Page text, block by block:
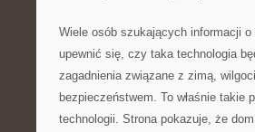
Wiele osób szukających informacji
upewnić się, czy taka technologia
zagadnienia związane z zimą,
bezpieczeństwem. To właśnie
technologii. Strona pokazuje, że